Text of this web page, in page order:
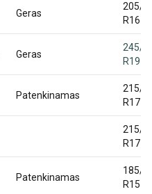
Geras
205/
R16
Geras
245/
R19
Patenkinamas
215/
R17
215/
R17
Patenkinamas
185/
R15